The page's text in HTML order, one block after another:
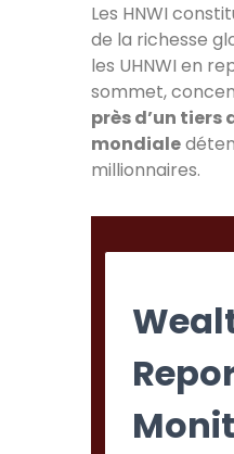
Les HNWI
de la richesse
les UHNWI en
sommet,
près d’un tiers
mondiale
millionnaires.